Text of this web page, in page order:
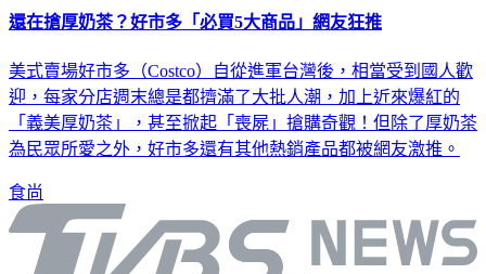
還在搶厚奶茶？好市多「必買5大商品」網友狂推
美式賣場好市多（Costco）自從進軍台灣後，相當受到國人歡
迎，每家分店週末總是都擠滿了大批人潮，加上近來爆紅的
「義美厚奶茶」，甚至掀起「喪屍」搶購奇觀！但除了厚奶茶
為民眾所愛之外，好市多還有其他熱銷產品都被網友激推。
食尚